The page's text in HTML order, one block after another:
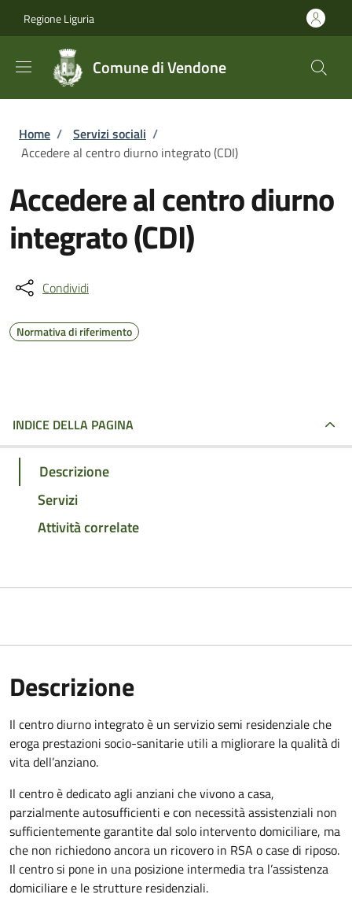
Regione Liguria
Comune di Vendone
Briciole di pane
Home / Servizi sociali /
Accedere al centro diurno integrato (CDI)
Accedere al centro diurno
integrato (CDI)
Condividi
Normativa di riferimento
INDICE DELLA PAGINA
Descrizione
Servizi
Attività correlate
Descrizione
Il centro diurno integrato è un servizio semi residenziale che
eroga prestazioni socio-sanitarie utili a migliorare la qualità di
vita dell’anziano.
Il centro è dedicato agli anziani che vivono a casa,
parzialmente autosufficienti e con necessità assistenziali non
sufficientemente garantite dal solo intervento domiciliare, ma
che non richiedono ancora un ricovero in RSA o case di riposo.
Il centro si pone in una posizione intermedia tra l’assistenza
domiciliare e le strutture residenziali.